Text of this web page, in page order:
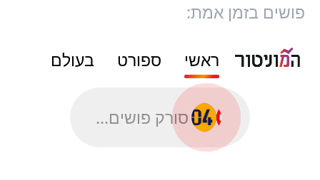
פושים בזמן אמת:
ראשי ספורט בעולם
סורק פושים...